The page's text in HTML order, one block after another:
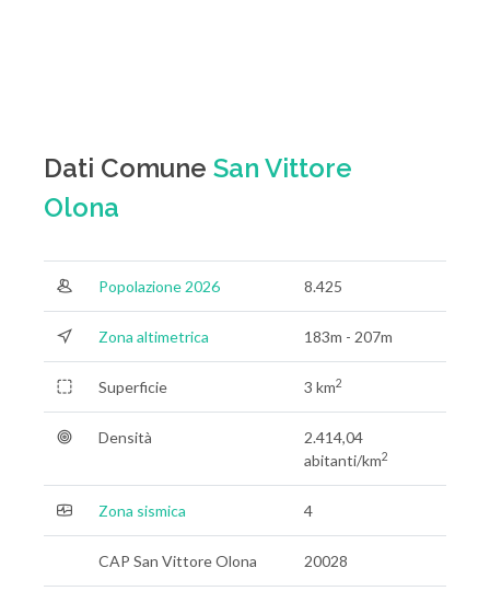
Dati Comune San Vittore
Olona
Popolazione 2026 8.425
Zona altimetrica 183m - 207m
Superficie 3 km2
Densità
2.414,04
abitanti/km2
Zona sismica 4
CAP San Vittore Olona 20028